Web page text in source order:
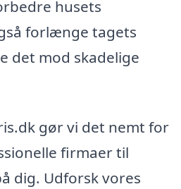
husets
forlænge tagets
det mod skadelige
gør vi det nemt for
firmaer til
dig. Udforsk vores